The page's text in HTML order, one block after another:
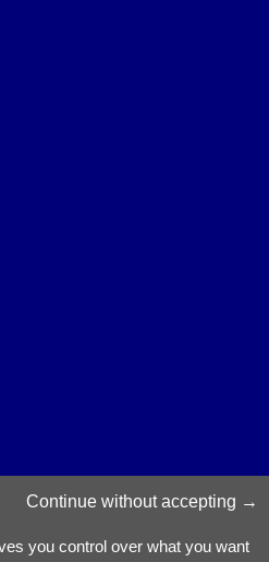
Continue without accepting
you control over what you want